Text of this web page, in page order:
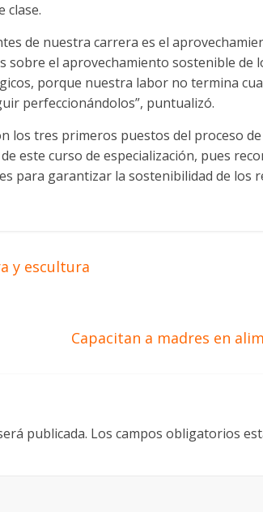
clase.
de nuestra carrera es el
sobre el aprovechamiento sostenible de
porque nuestra labor no termina
perfeccionándolos”, puntualizó.
los tres primeros puestos del proceso
este curso de especialización, pues
para garantizar la sostenibilidad de los
y escultura
Capacitan a madres en
publicada. Los campos obligatorios